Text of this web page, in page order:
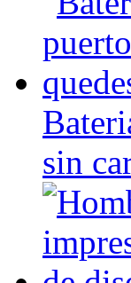
sin